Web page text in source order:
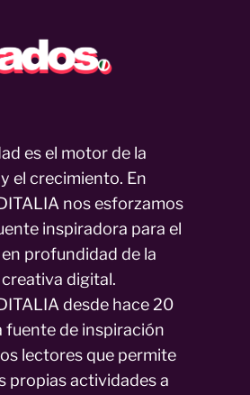
es el motor de la
el crecimiento. En
nos esforzamos
inspiradora para el
profundidad de la
digital.
desde hace 20
fuente de inspiración
lectores que permite
propias actividades a